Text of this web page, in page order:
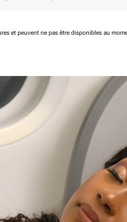
et peuvent ne pas être disponibles au